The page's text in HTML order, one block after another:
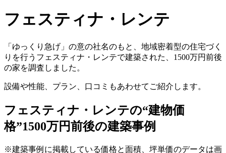
フェスティナ・レンテ
「ゆっくり急げ」の意の社名のもと、地域密着型の住宅づく
りを行うフェスティナ・レンテで建築された、1500万円前後
の家を調査しました。
設備や性能、プラン、口コミもあわせてご紹介します。
フェスティナ・レンテの“建物価
格”1500万円前後の建築事例
※建築事例に掲載している価格と面積、坪単価のデータは画